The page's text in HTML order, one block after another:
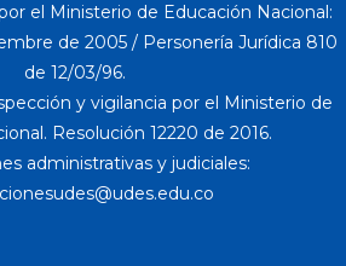
el Ministerio de Educación Nacional:
de 2005 / Personería Jurídica 810
de 12/03/96.
y vigilancia por el Ministerio de
Resolución 12220 de 2016.
administrativas y judiciales: